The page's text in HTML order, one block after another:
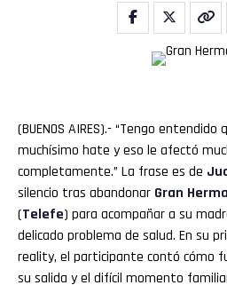
(BUENOS AIRES).- “Tengo
muchísimo hate y eso le afectó
completamente.” La frase es de
silencio tras abandonar Gran
(Telefe) para acompañar a su
delicado problema de salud. En su
reality, el participante contó cómo
su salida y el difícil momento